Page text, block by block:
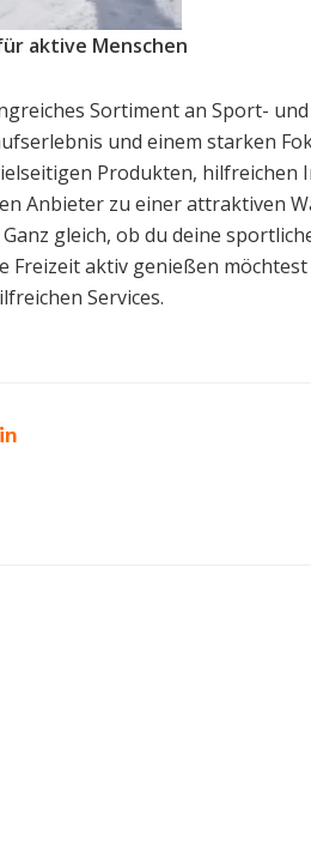
aktive Menschen
Sortiment an Sport-
und einem starken
Produkten,
Anbieter zu einer attraktiven
gleich, ob du deine
Freizeit aktiv genießen möchtest
Services.